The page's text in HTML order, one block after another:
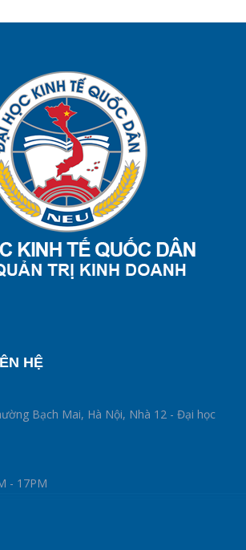
HỆ
Bạch Mai, Hà Nội, Nhà 12 - Đại học
- 17PM